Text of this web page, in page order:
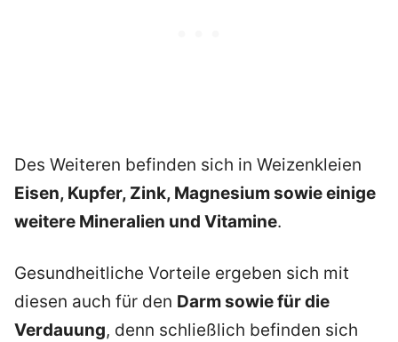
Des Weiteren befinden sich in Weizenkleien
Eisen, Kupfer, Zink, Magnesium sowie einige
weitere Mineralien und Vitamine.
Gesundheitliche Vorteile ergeben sich mit
diesen auch für den Darm sowie für die
Verdauung, denn schließlich befinden sich